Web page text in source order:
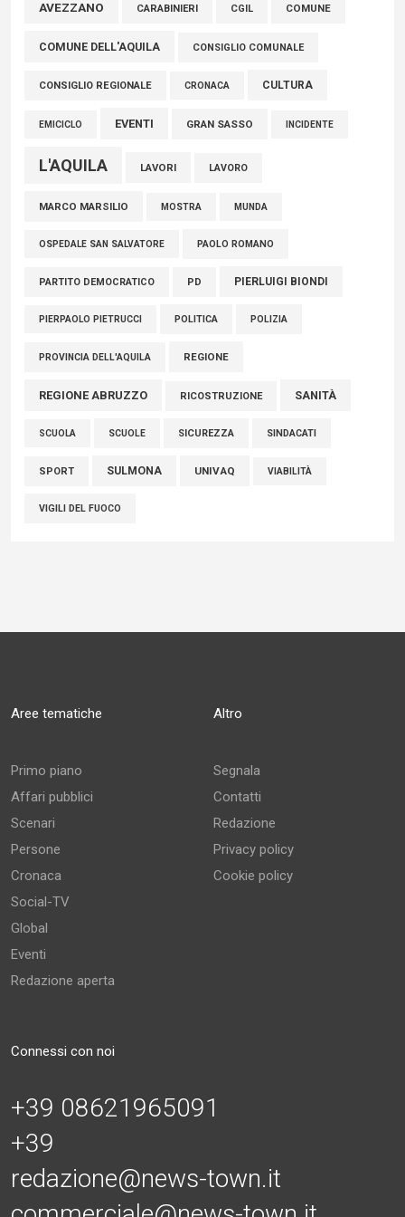
Marcinelle, Verrecchia (FdI): "Un minuto di raccoglimento in
connazionali tra cui molti abruzzesi"
06 Agosto 2026
AVEZZANO CARABINIERI CGIL COMUNE
COMUNE DELL'AQUILA CONSIGLIO COMUNALE
CONSIGLIO REGIONALE CRONACA CULTURA
EMICICLO EVENTI GRAN SASSO INCIDENTE
L'AQUILA LAVORI LAVORO
MARCO MARSILIO MOSTRA MUNDA
OSPEDALE SAN SALVATORE PAOLO ROMANO
PARTITO DEMOCRATICO PD PIERLUIGI BIONDI
PIERPAOLO PIETRUCCI POLITICA POLIZIA
PROVINCIA DELL'AQUILA REGIONE
REGIONE ABRUZZO RICOSTRUZIONE SANITÀ
SCUOLA SCUOLE SICUREZZA SINDACATI
SPORT SULMONA UNIVAQ VIABILITÀ
VIGILI DEL FUOCO
Aree tematiche
Primo piano
Affari pubblici
Scenari
Persone
Cronaca
Social-TV
Global
Eventi
Redazione aperta
Altro
Segnala
Contatti
Redazione
Privacy policy
Cookie policy
Connessi con noi
+39 08621965091
+39
redazione@news-town.it